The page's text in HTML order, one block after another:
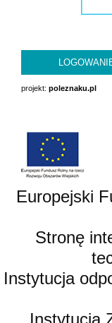
projekt: poleznaku.pl
Europejski
Stronę
Instytucja
Instytucja